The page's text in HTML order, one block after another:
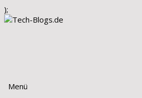
);
Menü